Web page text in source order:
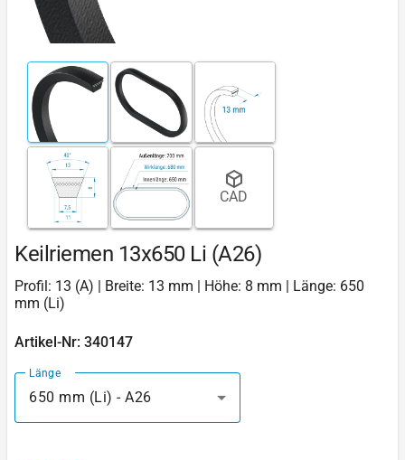
CAD
Keilriemen 13x650 Li (A26)
Profil: 13 (A) | Breite: 13 mm | Höhe: 8 mm | Länge: 650
mm (Li)
Artikel-Nr: 340147
Länge
650 mm (Li) - A26